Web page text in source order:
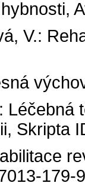
V.:
Skripta
179-